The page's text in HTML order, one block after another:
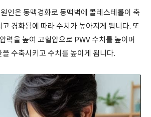
인은 동맥경화로 동맥벽에 콜레스테롤이 축
경화됨에 따라 수치가 높아지게 됩니다. 또
력을 높여 고혈압으로 PWV 수치를 높이며
수축시키고 수치를 높이게 됩니다.